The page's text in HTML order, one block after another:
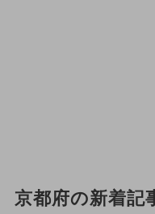
2025年6月のイベ
京都府の新着記